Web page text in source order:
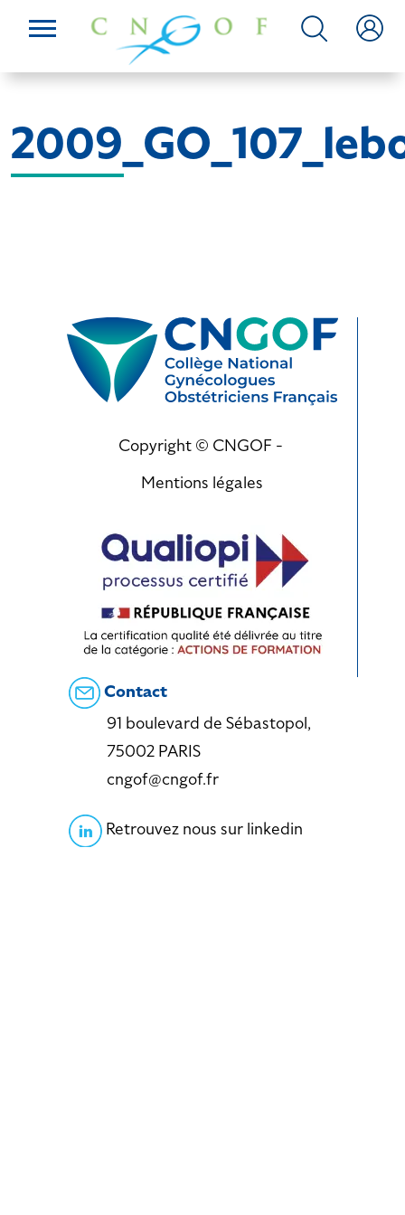
Copyright © CNGOF -
Mentions légales
Contact
91 boulevard de Sébastopol,
75002 PARIS
cngof@cngof.fr
Retrouvez nous sur linkedin